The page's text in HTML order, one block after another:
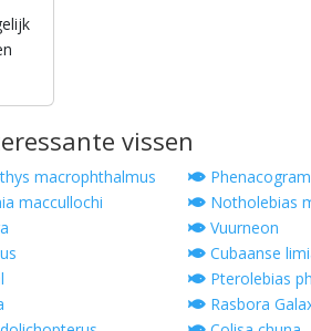
vissen
macrophthalmus
maccullochi
Notholebias
Vuurneon
Cubaanse
Pterolebias
Rasbora